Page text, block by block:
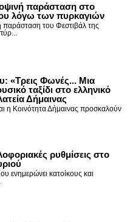
παράσταση στο
λόγω των πυρκαγιών
του Φεστιβάλ της
«Τρεις Φωνές... Μια
ταξίδι στο ελληνικό
Δήμαινας
η Κοινότητα Δήμαινας προσκαλούν
ρυθμίσεις στο
ενημερώνει κατοίκους και